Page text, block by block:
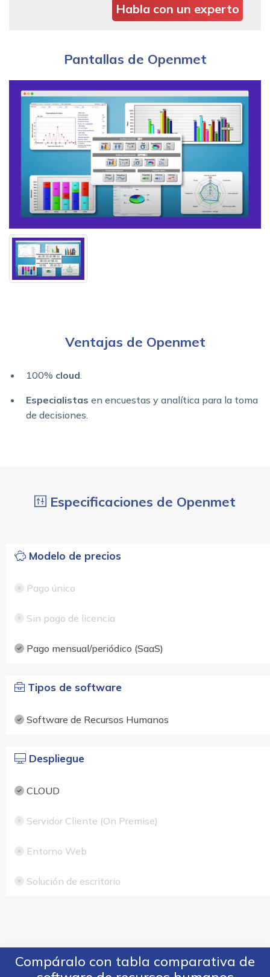
Habla con un experto
Pantallas de Openmet
Ventajas de Openmet
100% cloud
Especialistas en encuestas y analítica para la toma
de decisiones.
Especificaciones de Openmet
Modelo de precios
Pago único
Sin pago de licencia
Pago mensual/periódico (SaaS)
Tipos de software
Software de Recursos Humanos
Despliegue
CLOUD
Servidor Cliente (On Premise)
Entorno Web
Solución de escritorio
Compáralo con tabla comparativa de